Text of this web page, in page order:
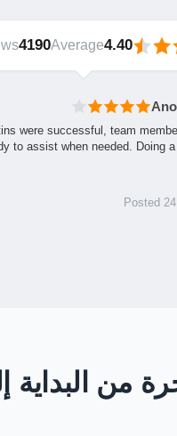
4.40
Average
4190
were successful, team
to assist when needed. Doing
Posted
من البداية